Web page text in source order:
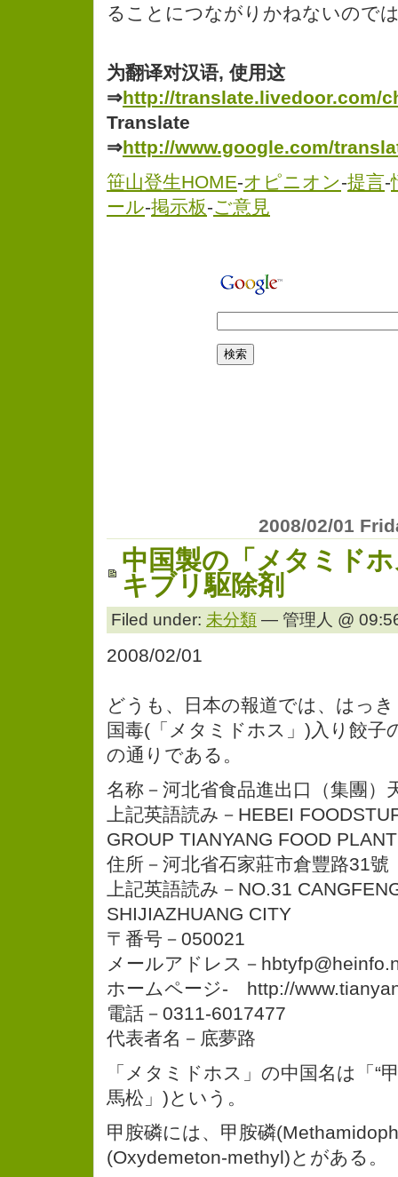
ることにつながりかねないので
为翻译对汉语, 使用这
⇒http://translate.livedoor.com/
Translate
⇒http://www.google.com/
笹山登生HOME-オピニオン-提言-
ール-掲示板-ご意見
2008/02/01
中国製の「メタミド
キブリ駆除剤
Filed under: 未分類 — 管理人 @
2008/02/01
どうも、日本の報道では、はっ
国毒(「メタミドホス」)入り餃子
の通りである。
名称－河北省食品進出口（集團）
上記英語読み－HEBEI
GROUP TIANYANG FOOD PLANT
住所－河北省石家莊市倉豐路31號
上記英語読み－NO.31
SHIJIAZHUANG CITY
〒番号－050021
メールアドレス－
ホームページ- http://
電話－0311-6017477
代表者名－底夢路
「メタミドホス」の中国名は「“
馬松」)という。
甲胺磷には、甲胺磷
(Oxydemeton-methyl)とがある。